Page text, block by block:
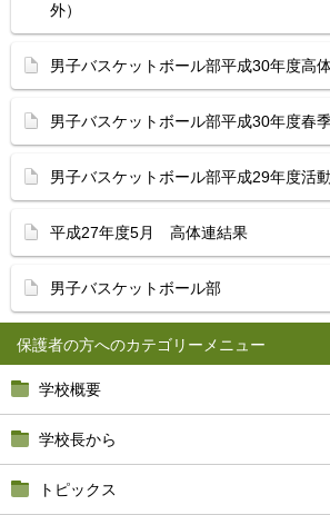
保護者の方へ
学校概要
学校長から
トピックス
外）
男子バスケットボール部平成30年度高
男子バスケットボール部平成30年度春
男子バスケットボール部平成29年度活
平成27年度5月 高体連結果
男子バスケットボール部